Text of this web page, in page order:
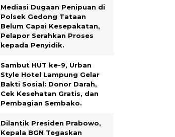
Mediasi Dugaan Penipuan di
Polsek Gedong Tataan
Belum Capai Kesepakatan,
Pelapor Serahkan Proses
kepada Penyidik.
Sambut HUT ke-9, Urban
Style Hotel Lampung Gelar
Bakti Sosial: Donor Darah,
Cek Kesehatan Gratis, dan
Pembagian Sembako.
Dilantik Presiden Prabowo,
Kepala BGN Tegaskan